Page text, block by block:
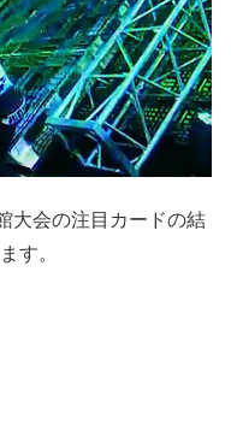
大会の注目カードの結
す。